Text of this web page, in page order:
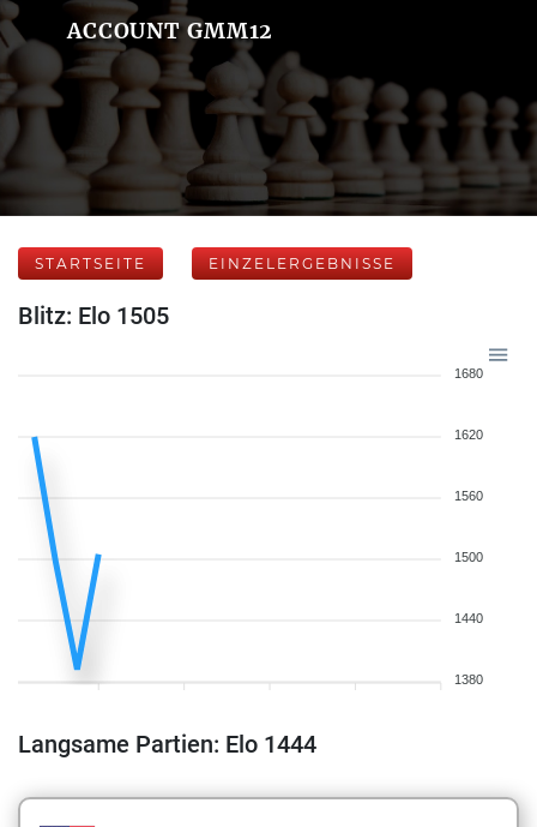
ACCOUNT GMM12
STARTSEITE EINZELERGEBNISSE
Blitz: Elo 1505
1680
1620
1560
1500
1440
1380
Langsame Partien: Elo 1444